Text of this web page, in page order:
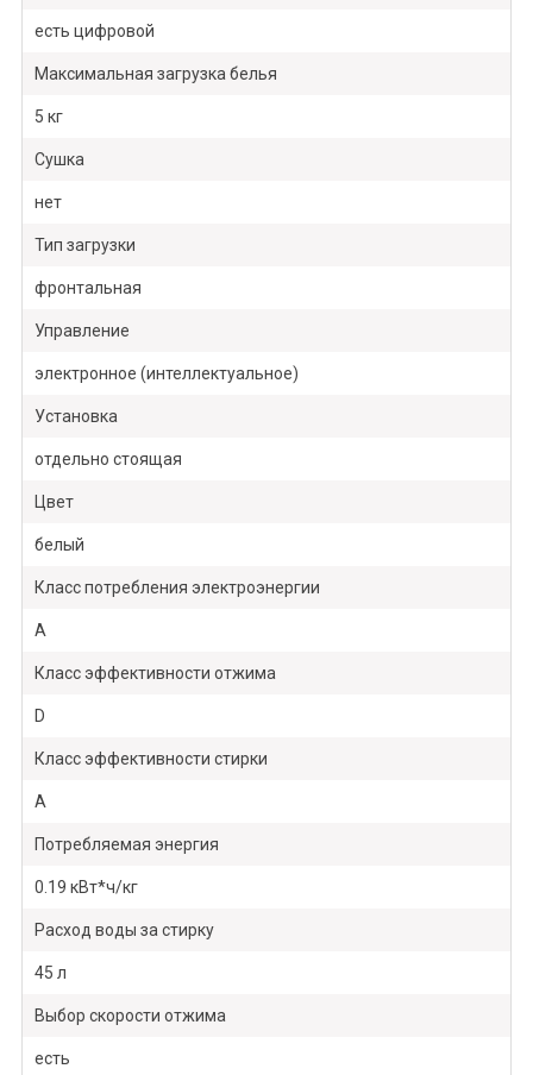
есть цифровой
Максимальная загрузка белья
5 кг
Сушка
нет
Тип загрузки
фронтальная
Управление
электронное (интеллектуальное)
Установка
отдельно стоящая
Цвет
белый
Класс потребления электроэнергии
A
Класс эффективности отжима
D
Класс эффективности стирки
A
Потребляемая энергия
0.19 кВт*ч/кг
Расход воды за стирку
45 л
Выбор скорости отжима
есть